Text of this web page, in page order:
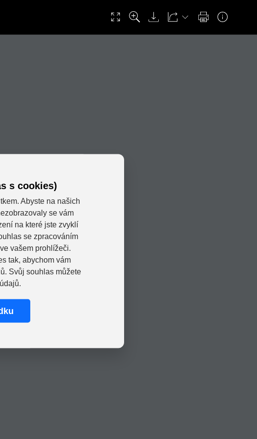
s cookies)
Abyste na našich
se vám
na které jste zvyklí
se zpracováním
vašem prohlížeči.
tak, abychom vám
Svůj souhlas můžete